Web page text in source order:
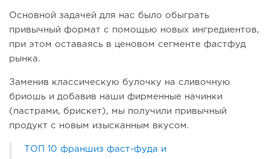
Основной задачей для нас было обыграть
привычный формат с помощью новых ингредиентов,
при этом оставаясь в ценовом сегменте фастфуд
рынка.
Заменив классическую булочку на сливочную
бриошь и добавив наши фирменные начинки
(пастрами, брискет), мы получили привычный
продукт с новым изысканным вкусом.
ТОП 10 франшиз фаст-фуда и